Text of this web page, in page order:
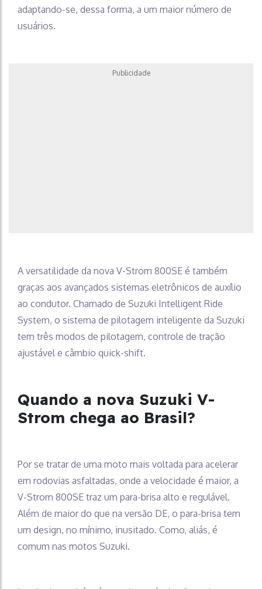
adaptando-se, dessa forma, a um maior número de
usuários.
Publicidade
A versatilidade da nova V-Strom 800SE é também
graças aos avançados sistemas eletrônicos de auxílio
ao condutor. Chamado de Suzuki Intelligent Ride
System, o sistema de pilotagem inteligente da Suzuki
tem três modos de pilotagem, controle de tração
ajustável e câmbio quick-shift.
Quando a nova Suzuki V-
Strom chega ao Brasil?
Por se tratar de uma moto mais voltada para acelerar
em rodovias asfaltadas, onde a velocidade é maior, a
V-Strom 800SE traz um para-brisa alto e regulável.
Além de maior do que na versão DE, o para-brisa tem
um design, no mínimo, inusitado. Como, aliás, é
comum nas motos Suzuki.